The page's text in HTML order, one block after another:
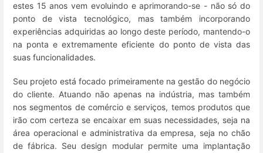
estes 15 anos vem evoluindo e aprimorando-se - não só do
ponto de vista tecnológico, mas também incorporando
experiências adquiridas ao longo deste período, mantendo-o
na ponta e extremamente eficiente do ponto de vista das
suas funcionalidades.
Seu projeto está focado primeiramente na gestão do negócio
do cliente. Atuando não apenas na indústria, mas também
nos segmentos de comércio e serviços, temos produtos que
irão com certeza se encaixar em suas necessidades, seja na
área operacional e administrativa da empresa, seja no chão
de fábrica. Seu design modular permite uma implantação